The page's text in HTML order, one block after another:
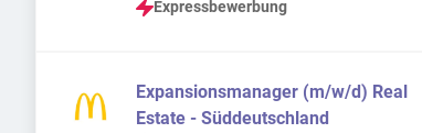
Expressbewerbung
Expansionsmanager (m/w/d) Real
Estate - Süddeutschland